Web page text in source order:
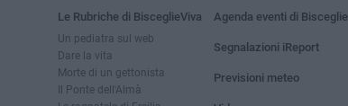
Le Rubriche di BisceglieViva
Un pediatra sul web
Dare la vita
Morte di un gettonista
Il Ponte dell'Almà
Agenda eventi di Bisceglie
Segnalazioni iReport
Previsioni meteo